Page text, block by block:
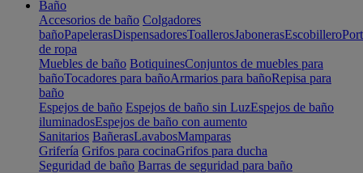
Baño
Accesorios de baño Colgadores
bañoPapelerasDispensadoresToallerosJabonerasEscobillero
de ropa
Muebles de baño BotiquinesConjuntos de muebles para
bañoTocadores para bañoArmarios para bañoRepisa para
baño
Espejos de baño Espejos de baño sin LuzEspejos de baño
iluminadosEspejos de baño con aumento
Sanitarios BañerasLavabosMamparas
Grifería Grifos para cocinaGrifos para ducha
Seguridad de baño Barras de seguridad para baño